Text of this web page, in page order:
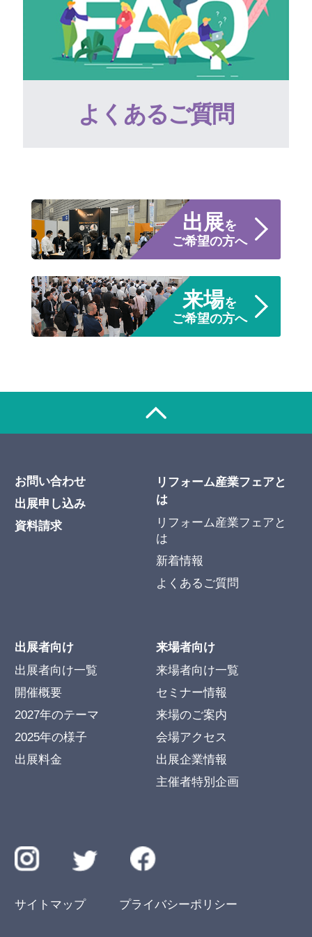
よくあるご質問
出展を
ご希望の方へ
来場を
ご希望の方へ
お問い合わせ
出展申し込み
資料請求
リフォーム産業フェアと
は
リフォーム産業フェアと
は
新着情報
よくあるご質問
出展者向け
出展者向け一覧
開催概要
2027年のテーマ
2025年の様子
出展料金
来場者向け
来場者向け一覧
セミナー情報
来場のご案内
会場アクセス
出展企業情報
主催者特別企画
サイトマップ プライバシーポリシー